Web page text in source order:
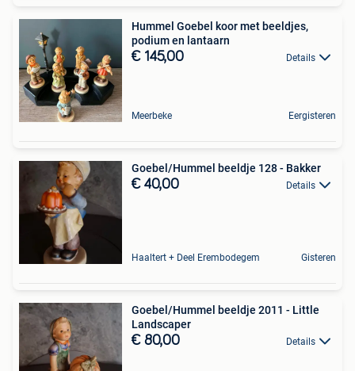
Hummel Goebel koor met beeldjes,
podium en lantaarn
€ 145,00 Details
Meerbeke Eergisteren
Goebel/Hummel beeldje 128 - Bakker
€ 40,00 Details
Haaltert + Deel Erembodegem Gisteren
Goebel/Hummel beeldje 2011 - Little
Landscaper
€ 80,00 Details